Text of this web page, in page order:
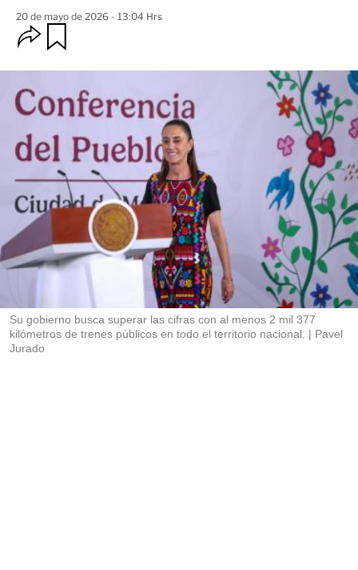
20 de mayo de 2026 - 13:04 Hrs
O
p
i
n
e
d
e
c
o
m
a
r
t
r
a
r
Su gobierno busca superar las cifras con al menos 2 mil 377
kilómetros de trenes públicos en todo el territorio nacional.
Pavel
Jurado